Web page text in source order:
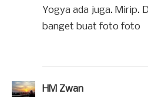
Yogya ada juga. Mirip.
banget buat foto foto
HM Zwan